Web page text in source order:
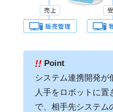
!! Point
システム連携開発が
人手をロボットに置
で、相手先システム